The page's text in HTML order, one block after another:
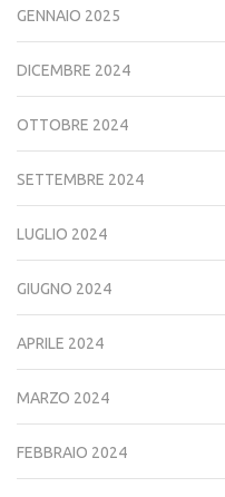
GENNAIO 2025
DICEMBRE 2024
OTTOBRE 2024
SETTEMBRE 2024
LUGLIO 2024
GIUGNO 2024
APRILE 2024
MARZO 2024
FEBBRAIO 2024